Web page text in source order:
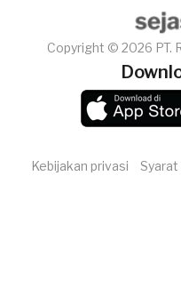
Copyright © 2026 PT.
Kebijakan privasi